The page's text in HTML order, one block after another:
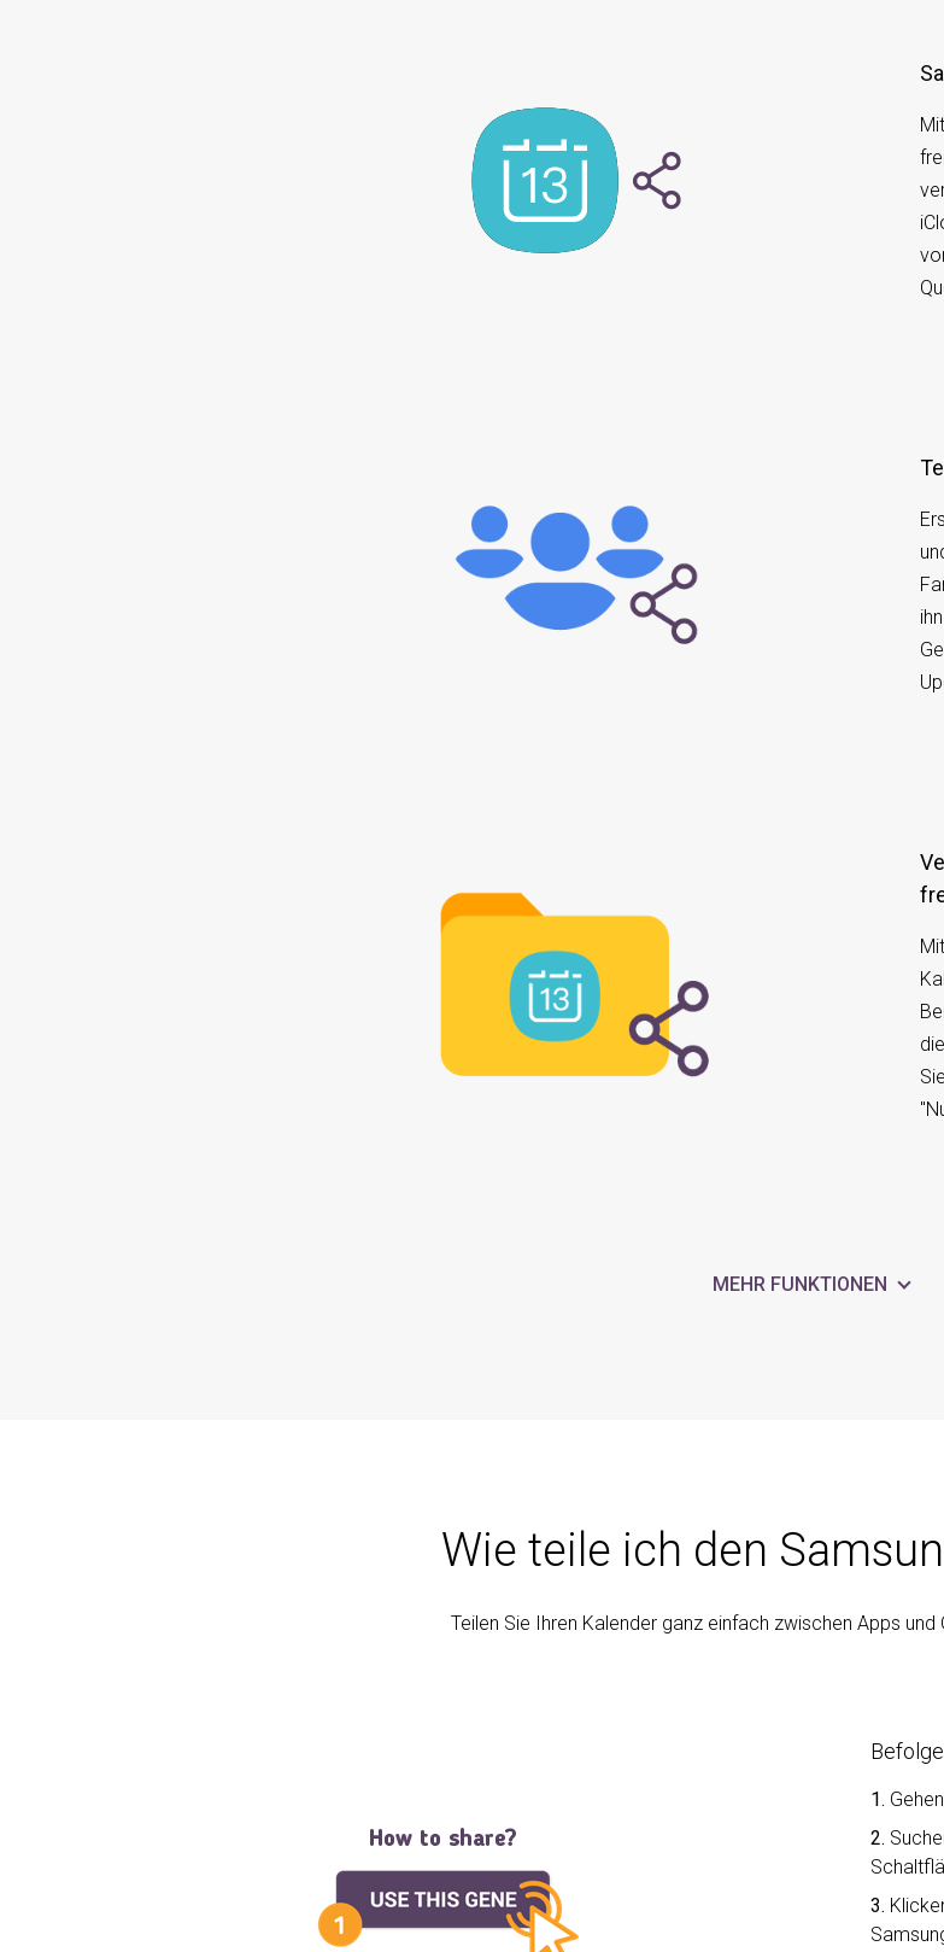
MEHR FUNKTIONEN
Wie teile ich den
Teilen Sie Ihren Kalender ganz einfach zwischen Apps und
1.
2.
3.